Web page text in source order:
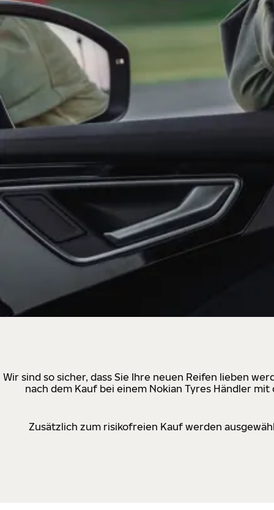
Wir sind so sicher, dass Sie Ihre neuen Reifen lieben
nach dem Kauf bei einem Nokian Tyres Händler
Zusätzlich zum risikofreien Kauf werden